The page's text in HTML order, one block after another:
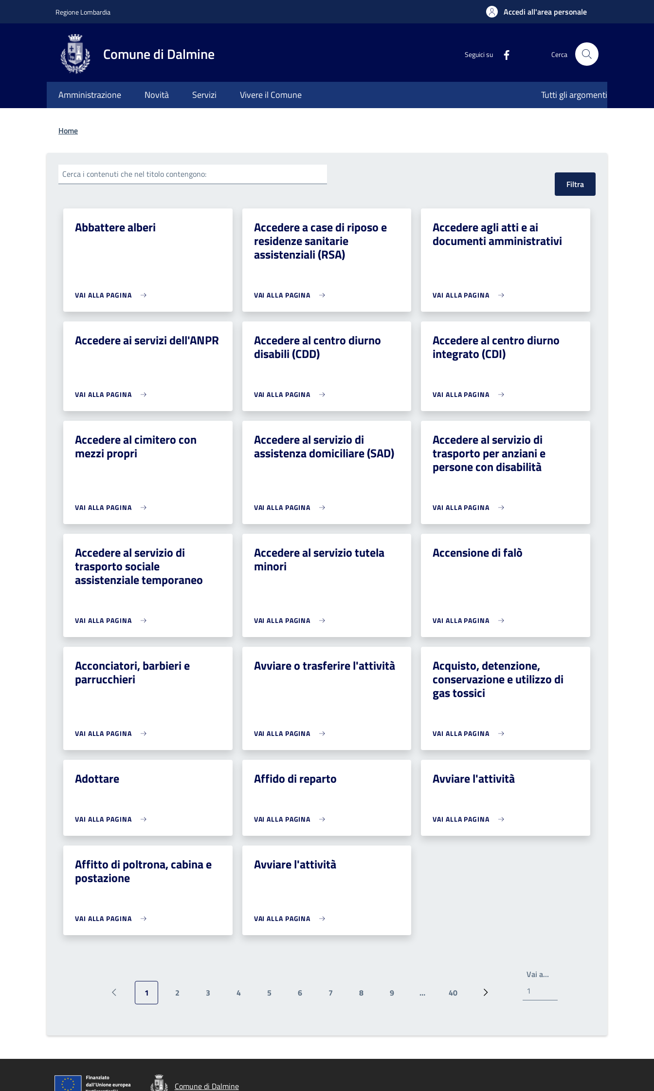
Regione Lombardia Accedi all'area personale
Comune di Dalmine Seguici su Cerca
Amministrazione Novità Servizi Vivere il Comune Tutti gli argomenti
Briciole di pane
Home
Cerca i contenuti che nel titolo contengono:
Abbattere alberi
VAI ALLA PAGINA
Accedere a case di riposo e
residenze sanitarie
assistenziali (RSA)
VAI ALLA PAGINA
Accedere agli atti e ai
documenti amministrativi
VAI ALLA PAGINA
Accedere ai servizi dell'ANPR
VAI ALLA PAGINA
Accedere al centro diurno
disabili (CDD)
VAI ALLA PAGINA
Accedere al centro diurno
integrato (CDI)
VAI ALLA PAGINA
Accedere al cimitero con
mezzi propri
VAI ALLA PAGINA
Accedere al servizio di
assistenza domiciliare (SAD)
VAI ALLA PAGINA
Accedere al servizio di
trasporto per anziani e
persone con disabilità
VAI ALLA PAGINA
Accedere al servizio di
trasporto sociale
assistenziale temporaneo
VAI ALLA PAGINA
Accedere al servizio tutela
minori
VAI ALLA PAGINA
Accensione di falò
VAI ALLA PAGINA
Acconciatori, barbieri e
parrucchieri
VAI ALLA PAGINA
Avviare o trasferire l'attività
VAI ALLA PAGINA
Acquisto, detenzione,
conservazione e utilizzo di
gas tossici
VAI ALLA PAGINA
Adottare
VAI ALLA PAGINA
Affido di reparto
VAI ALLA PAGINA
Avviare l'attività
VAI ALLA PAGINA
Affitto di poltrona, cabina e
postazione
VAI ALLA PAGINA
Avviare l'attività
VAI ALLA PAGINA
Pagina precedente
Pagina attuale
1
Pagina
2
Pagina
3
Pagina
4
Pagina
5
Pagina
6
Pagina
7
Pagina
8
Pagina
9 …
Ultima pagina
40
Prossima pagina
Vai a…
Comune di Dalmine